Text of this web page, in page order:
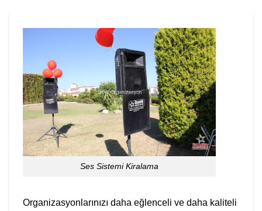
Ses Sistemi Kiralama
Organizasyonlarınızı daha eğlenceli ve daha kaliteli